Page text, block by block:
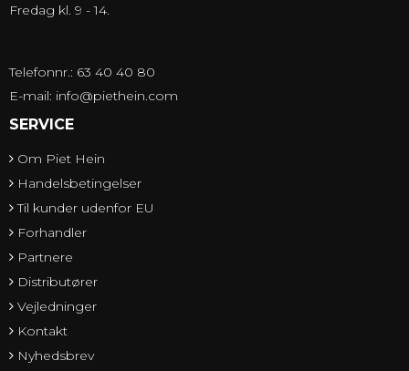
Fredag kl. 9 - 14.
Telefonnr.: 63 40 40 80
E-mail: info@piethein.com
SERVICE
Om Piet Hein
Handelsbetingelser
Til kunder udenfor EU
Forhandler
Partnere
Distributører
Vejledninger
Kontakt
Nyhedsbrev